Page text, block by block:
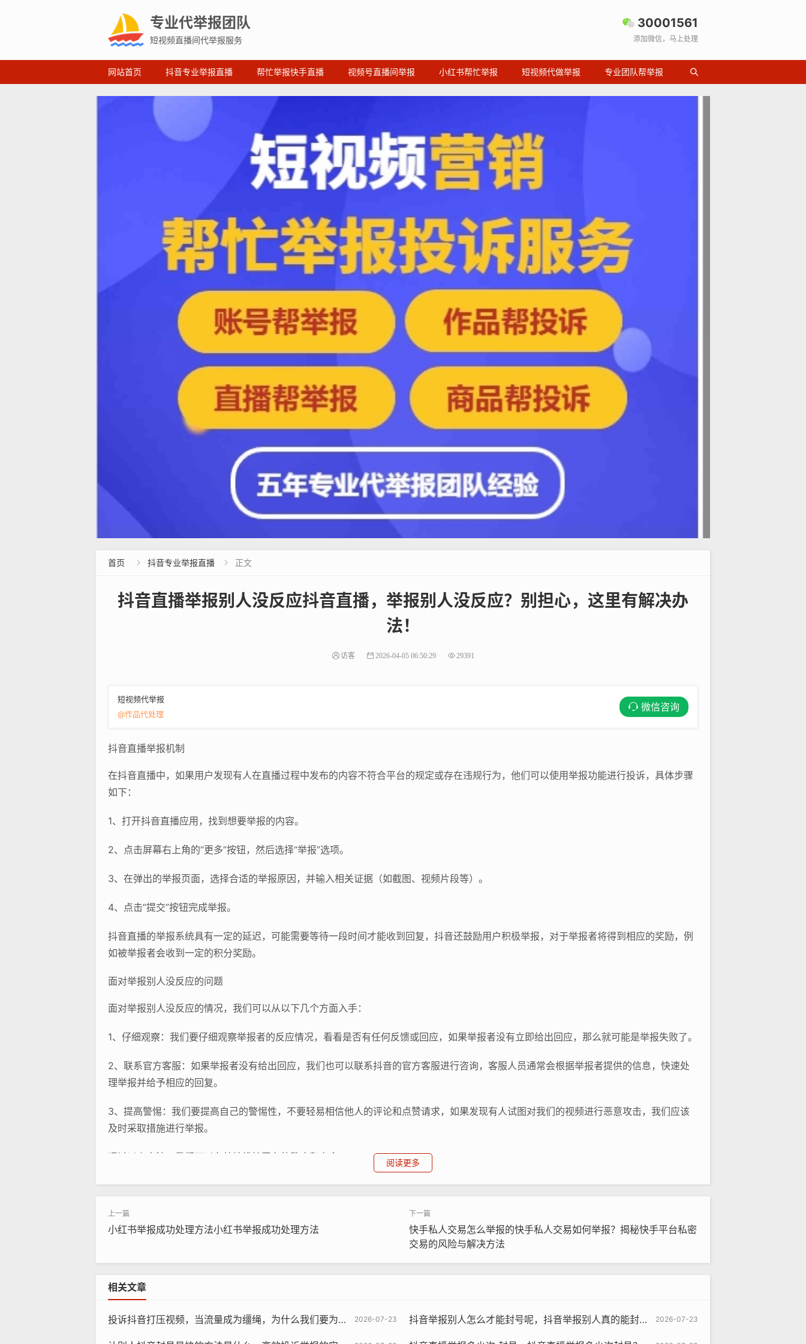
专业代举报团队
短视频直播间代举报服务
30001561
添加微信，马上处理
网站首页 抖音专业举报直播 帮忙举报快手直播 视频号直播间举报 小红书帮忙举报 短视频代做举报 专业团队帮举报
首页  抖音专业举报直播  正文
抖音直播举报别人没反应抖音直播，举报别人没反应？别担心，这里有解决办
法！
访客 2026-04-05 06:50:29 29391
短视频代举报
@作品代处理
微信咨询
抖音直播举报机制
在抖音直播中，如果用户发现有人在直播过程中发布的内容不符合平台的规定或存在违规行为，他们可以使用举报功能进行投诉，具体步骤
如下：
1、打开抖音直播应用，找到想要举报的内容。
2、点击屏幕右上角的“更多”按钮，然后选择“举报”选项。
3、在弹出的举报页面，选择合适的举报原因，并输入相关证据（如截图、视频片段等）。
4、点击“提交”按钮完成举报。
抖音直播的举报系统具有一定的延迟，可能需要等待一段时间才能收到回复，抖音还鼓励用户积极举报，对于举报者将得到相应的奖励，例
如被举报者会收到一定的积分奖励。
面对举报别人没反应的问题
面对举报别人没反应的情况，我们可以从以下几个方面入手：
1、仔细观察：我们要仔细观察举报者的反应情况，看看是否有任何反馈或回应，如果举报者没有立即给出回应，那么就可能是举报失败了。
2、联系官方客服：如果举报者没有给出回应，我们也可以联系抖音的官方客服进行咨询，客服人员通常会根据举报者提供的信息，快速处
理举报并给予相应的回复。
3、提高警惕：我们要提高自己的警惕性，不要轻易相信他人的评论和点赞请求，如果发现有人试图对我们的视频进行恶意攻击，我们应该
及时采取措施进行举报。
通过以上方法，我们可以有效地维护平台的秩序和安全。 阅读更多
小红书举报成功处理方法小红书举报成功处理方法
快手私人交易怎么举报的快手私人交易如何举报？揭秘快手平台私密
交易的风险与解决方法
相关文章
2026-07-23
投诉抖音打压视频，当流量成为缰绳，为什么我们要为被消失的视频发声 2026-07-23
抖音举报别人怎么才能封号呢，抖音举报别人真的能封号吗？关键要这样做